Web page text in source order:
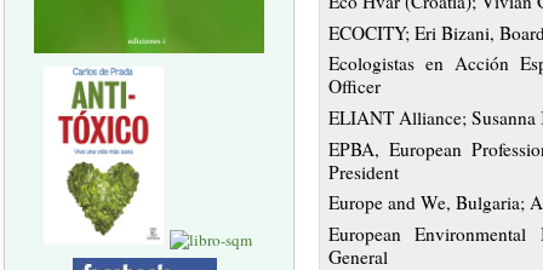
ECOCITY; Eri Bizani,
Ecologistas en Acción
Officer
ELIANT Alliance; Susanna
EPBA, European
President
Europe and We, Bulgaria;
European
General